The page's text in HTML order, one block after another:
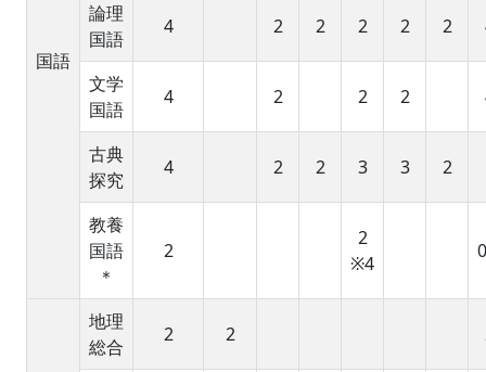
国語
論理
国語
4 2 2 2 2 2
文学
国語
4 2 2 2
古典
探究
4 2 2 3 3 2
教養
国語
＊
2
2
※4
地理
総合
2 2